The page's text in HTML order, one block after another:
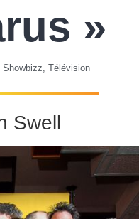
»
Showbizz, Télévision
Swell